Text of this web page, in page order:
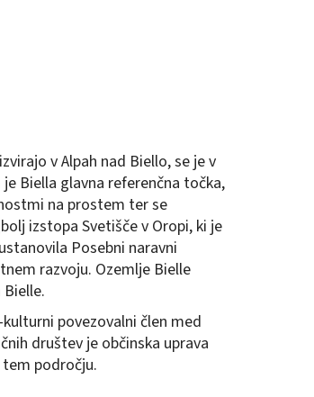
v Alpah nad Biello, se je v
Biella glavna referenčna točka,
na prostem ter se
izstopa Svetišče v Oropi, ki je
Posebni naravni
razvoju. Ozemlje Bielle
povezovalni člen med
društev je občinska uprava
področju.